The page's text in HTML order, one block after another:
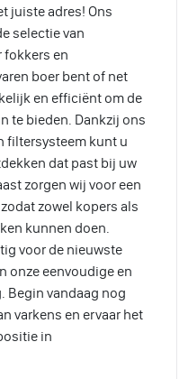
juiste adres! Ons
selectie van
fokkers en
boer bent of net
en efficiënt om de
te bieden. Dankzij ons
filtersysteem kunt u
dat past bij uw
zorgen wij voor een
zowel kopers als
kunnen doen.
voor de nieuwste
onze eenvoudige en
Begin vandaag nog
varkens en ervaar het
in